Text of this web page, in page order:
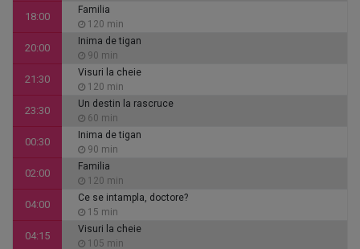
18:00
Familia
120 min
20:00
Inima de tigan
90 min
21:30
Visuri la cheie
120 min
23:30
Un destin la rascruce
60 min
00:30
Inima de tigan
90 min
02:00
Familia
120 min
04:00
Ce se intampla, doctore?
15 min
04:15
Visuri la cheie
105 min